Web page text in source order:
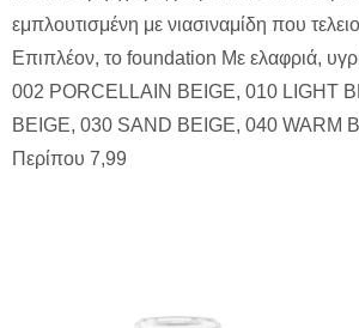
εμπλουτισμένη με νιασιναμίδη που
Επιπλέον, το foundation Mε ελαφριά,
002 PORCELLAIN BEIGE, 010 LIGHT
BEIGE, 030 SAND BEIGE, 040 WARM
Περίπου 7,99